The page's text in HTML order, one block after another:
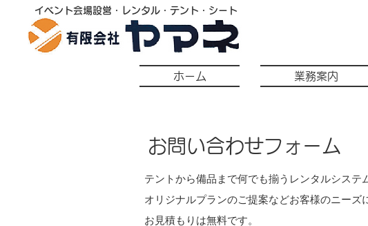
​イベント会場設営・レンタル・テント・シート
ホーム 業務案内
お問い合わせフォーム
テントから備品まで何でも揃うレンタルシステ
オリジナルプランのご提案などお客様のニーズ
お見積もりは無料です。